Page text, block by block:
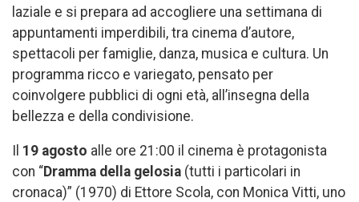
laziale e si prepara ad accogliere una settimana di
appuntamenti imperdibili, tra cinema d’autore,
spettacoli per famiglie, danza, musica e cultura. Un
programma ricco e variegato, pensato per
coinvolgere pubblici di ogni età, all’insegna della
bellezza e della condivisione.
19 agosto alle ore 21:00 il cinema è protagonista
con “Dramma della gelosia (tutti i particolari in
cronaca)” (1970) di Ettore Scola, con Monica Vitti, uno